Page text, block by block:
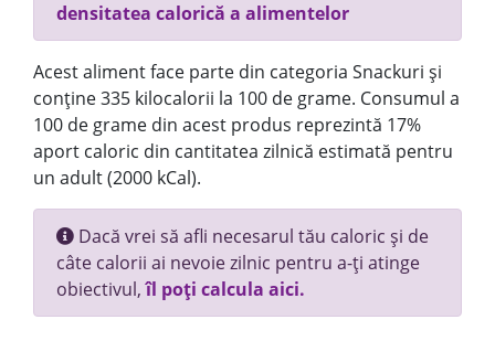
densitatea calorică a alimentelor
Acest aliment face parte din categoria Snackuri și
conține 335 kilocalorii la 100 de grame. Consumul a
100 de grame din acest produs reprezintă 17%
aport caloric din cantitatea zilnică estimată pentru
un adult (2000 kCal).
Dacă vrei să afli necesarul tău caloric și de
câte calorii ai nevoie zilnic pentru a-ți atinge
obiectivul,îl poți calcula aici.